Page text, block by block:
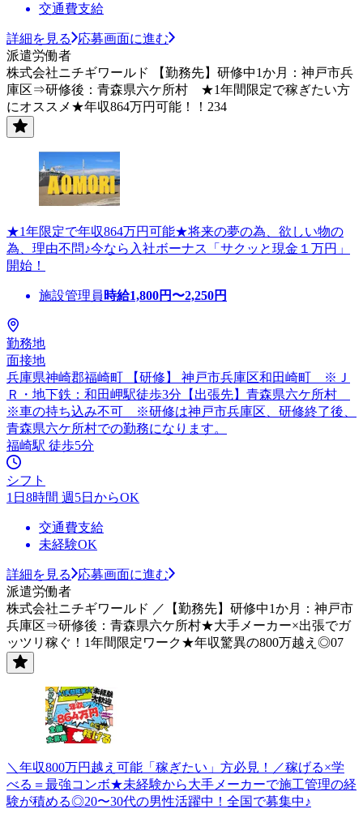
交通費支給
詳細を見る
応募画面に進む
派遣労働者
株式会社ニチギワールド 【勤務先】研修中1か月：神戸市兵
庫区⇒研修後：青森県六ケ所村 ★1年間限定で稼ぎたい方
にオススメ★年収864万円可能！！234
★1年限定で年収864万円可能★将来の夢の為、欲しい物の
為、理由不問♪今なら入社ボーナス「サクッと現金１万円」
開始！
施設管理員 時給1,800円〜2,250円
勤務地
面接地
兵庫県神崎郡福崎町 【研修】 神戸市兵庫区和田崎町 ※Ｊ
Ｒ・地下鉄：和田岬駅徒歩3分【出張先】青森県六ケ所村
※車の持ち込み不可 ※研修は神戸市兵庫区、研修終了後、
青森県六ケ所村での勤務になります。
福崎駅 徒歩5分
シフト
1日8時間 週5日からOK
交通費支給
未経験OK
詳細を見る
応募画面に進む
派遣労働者
株式会社ニチギワールド ／【勤務先】研修中1か月：神戸市
兵庫区⇒研修後：青森県六ケ所村★大手メーカー×出張でガ
ッツリ稼ぐ！1年間限定ワーク★年収驚異の800万越え◎07
＼年収800万円越え可能「稼ぎたい」方必見！／稼げる×学
べる＝最強コンボ★未経験から大手メーカーで施工管理の経
験が積める◎20〜30代の男性活躍中！全国で募集中♪